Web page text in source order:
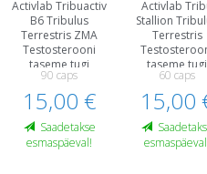
Activlab Tribuactiv
B6 Tribulus
Terrestris ZMA
Testosterooni
taseme tugi
90 caps
15,00 €
Saadetakse
esmaspäeval!
Activlab
Stallion
Terrestris
taseme tugi
60 caps
15,00